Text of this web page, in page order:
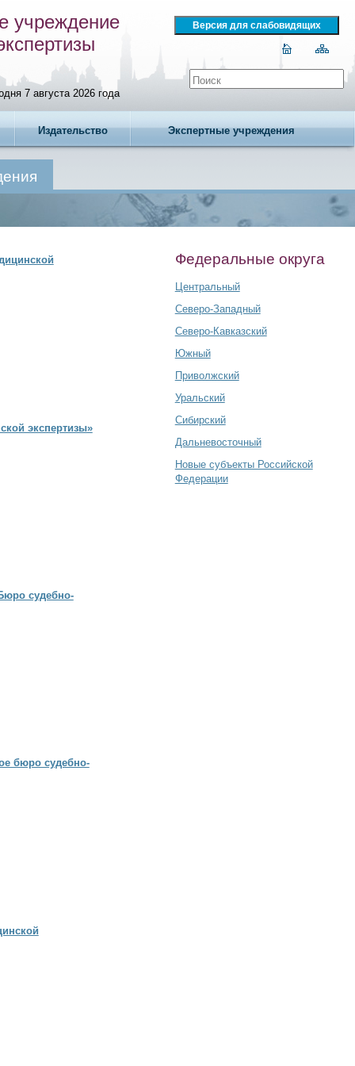
учреждение
7 августа 2026 года
Издательство Экспертные учреждения
экспертизы»
судебно-
бюро судебно-
Федеральные округа
Центральный
Северо-Западный
Северо-Кавказский
Южный
Приволжский
Уральский
Сибирский
Дальневосточный
Новые субъекты Российской
Федерации